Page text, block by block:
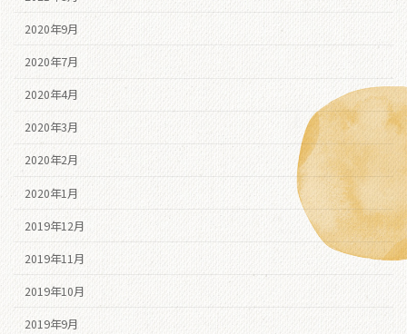
2020年9月
2020年7月
2020年4月
2020年3月
2020年2月
2020年1月
2019年12月
2019年11月
2019年10月
2019年9月